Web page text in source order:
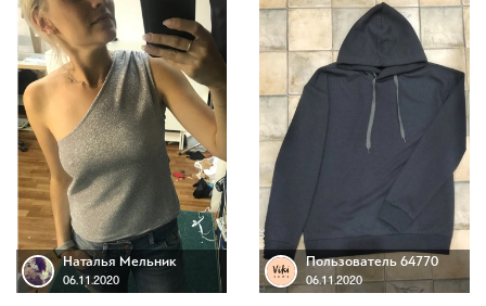
Наталья Мельник
06.11.2020
Пользователь 64770
06.11.2020